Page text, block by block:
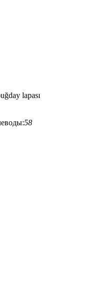
lapası
58